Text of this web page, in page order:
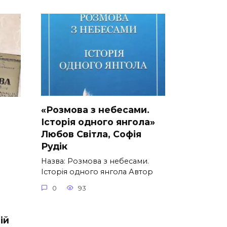
«Розмова з небесами.
Історія одного янгола»
Любов Світла, Софія
Рудік
Назва: Розмова з небесами.
Історія одного янгола Автор
0 93